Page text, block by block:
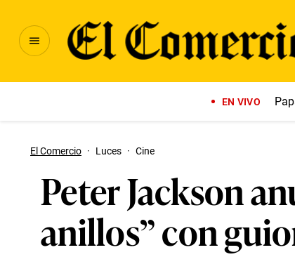
EN VIVO
El Comercio · Luces · Cine
Peter Jackson
anillos” con